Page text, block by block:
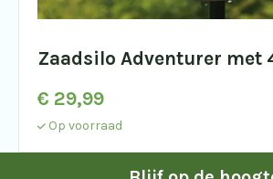
Zaadsilo Adventurer met
€ 29,99
Op voorraad